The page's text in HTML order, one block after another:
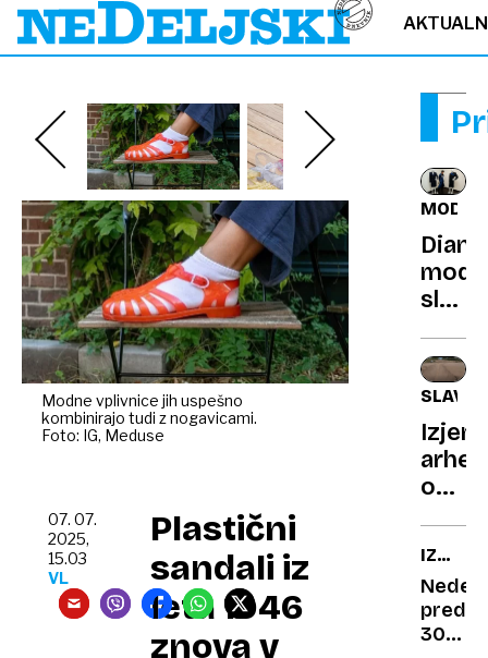
Modne vplivnice jih uspešno
kombinirajo tudi z nogavicami.
Foto: IG, Meduse
Plastični
sandali iz
leta 1946
znova v
07. 07.
2025,
15.03
VL
MODA
slog
na
Česa
še
IZ
ARHIVA
pred
30